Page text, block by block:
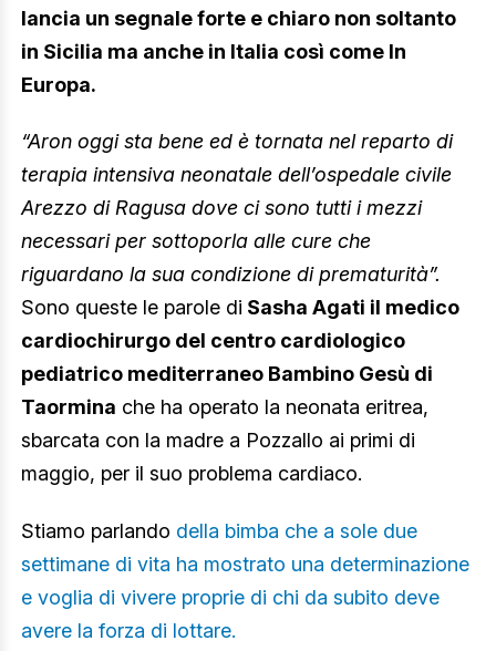
lancia un segnale forte e chiaro non soltanto
in Sicilia ma anche in Italia così come In
Europa.
“Aron oggi sta bene ed è tornata nel reparto di
terapia intensiva neonatale dell’ospedale civile
Arezzo di Ragusa dove ci sono tutti i mezzi
necessari per sottoporla alle cure che
riguardano la sua condizione di prematurità”.
Sono queste le parole di Sasha Agati il medico
cardiochirurgo del centro cardiologico
pediatrico mediterraneo Bambino Gesù di
Taormina che ha operato la neonata eritrea,
sbarcata con la madre a Pozzallo ai primi di
maggio, per il suo problema cardiaco.
Stiamo parlando della bimba che a sole due
settimane di vita ha mostrato una determinazione
e voglia di vivere proprie di chi da subito deve
avere la forza di lottare.